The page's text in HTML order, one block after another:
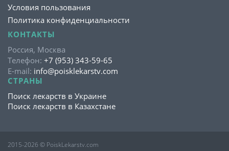
Условия пользования
Политика конфиденциальности
КОНТАКТЫ
Россия, Москва
Телефон: +7 (953) 343-59-65
E-mail: info@poisklekarstv.com
СТРАНЫ
Поиск лекарств в Украине
Поиск лекарств в Казахстане
2015-2026 © PoiskLekarstv.com